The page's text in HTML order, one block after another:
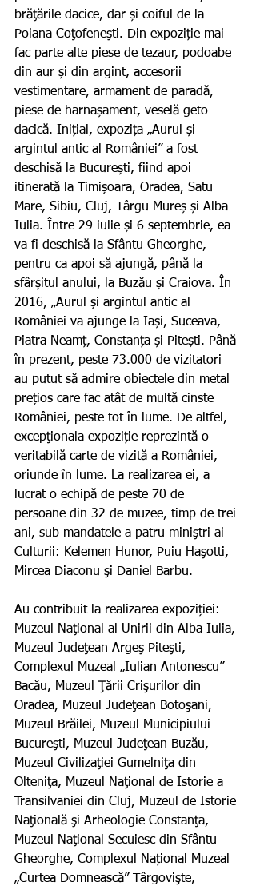
brăţările dacice, dar și coiful de la
Poiana Coţofeneşti. Din expoziție mai
fac parte alte piese de tezaur, podoabe
din aur și din argint, accesorii
vestimentare, armament de paradă,
piese de harnașament, veselă geto-
dacică. Inițial, expozița „Aurul și
argintul antic al României” a fost
deschisă la București, fiind apoi
itinerată la Timișoara, Oradea, Satu
Mare, Sibiu, Cluj, Târgu Mureș și Alba
Iulia. Între 29 iulie și 6 septembrie, ea
va fi deschisă la Sfântu Gheorghe,
pentru ca apoi să ajungă, până la
sfârșitul anului, la Buzău și Craiova. În
2016, „Aurul și argintul antic al
României va ajunge la Iași, Suceava,
Piatra Neamț, Constanța și Pitești. Până
în prezent, peste 73.000 de vizitatori
au putut să admire obiectele din metal
prețios care fac atât de multă cinste
României, peste tot în lume. De altfel,
excepţionala expoziție reprezintă o
veritabilă carte de vizită a României,
oriunde în lume. La realizarea ei, a
lucrat o echipă de peste 70 de
persoane din 32 de muzee, timp de trei
ani, sub mandatele a patru miniştri ai
Culturii: Kelemen Hunor, Puiu Haşotti,
Mircea Diaconu şi Daniel Barbu.
Au contribuit la realizarea expoziției:
Muzeul Naţional al Unirii din Alba Iulia,
Muzeul Judeţean Argeş Piteşti,
Complexul Muzeal „Iulian Antonescu”
Bacău, Muzeul Ţării Crişurilor din
Oradea, Muzeul Judeţean Botoşani,
Muzeul Brăilei, Muzeul Municipiului
Bucureşti, Muzeul Judeţean Buzău,
Muzeul Civilizaţiei Gumelniţa din
Olteniţa, Muzeul Naţional de Istorie a
Transilvaniei din Cluj, Muzeul de Istorie
Naţională şi Arheologie Constanţa,
Muzeul Naţional Secuiesc din Sfântu
Gheorghe, Complexul Național Muzeal
„Curtea Domnească” Târgovişte,